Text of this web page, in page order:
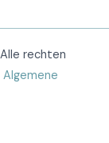
rechten
Algemene